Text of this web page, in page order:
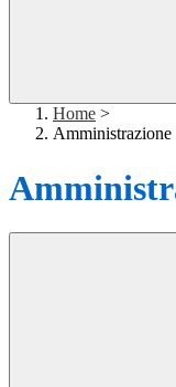
Home >
Amministrazione